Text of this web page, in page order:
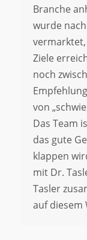
Branche
wurde
vermarktet,
Ziele
noch
von
Das Team
das gute
klappen
mit Dr.
Tasler
auf diesem